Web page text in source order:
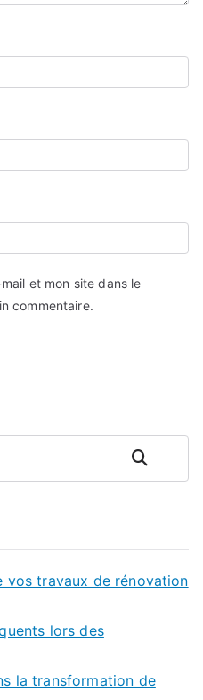
et mon site dans le
commentaire.
Rechercher
vos travaux de rénovation
lors des
la transformation de